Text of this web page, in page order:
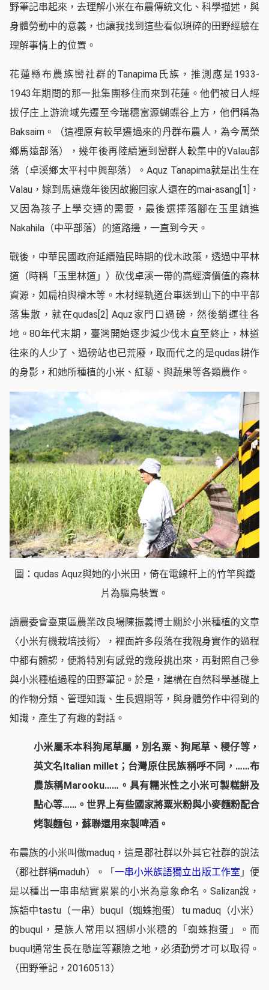
野筆記串起來，去理解小米在布農傳統文化、科學描述，與
身體勞動中的意義，也讓我找到這些看似瑣碎的田野經驗在
理解事情上的位置。
花蓮縣布農族巒社群的Tanapima氏族，推測應是1933-
1943年期間的那一批集團移住而來到花蓮。他們被日人經
拔仔庄上游流域先遷至今瑞穗富源蝴蝶谷上方，他們稱為
Baksaim。（這裡原有較早遷過來的丹群布農人，為今萬榮
鄉馬遠部落），幾年後再陸續遷到巒群人較集中的Valau部
落（卓溪鄉太平村中興部落）。Aquz Tanapima就是出生在
Valau，嫁到馬遠幾年後因故搬回家人還在的mai-asang[1] ，
又因為孩子上學交通的需要，最後選擇落腳在玉里鎮進
Nakahila（中平部落）的道路邊，一直到今天。
戰後，中華民國政府延續殖民時期的伐木政策，透過中平林
道（時稱「玉里林道」）砍伐卓溪一帶的高經濟價值的森林
資源，如扁柏與檜木等。木材經軌道台車送到山下的中平部
落集散，就在qudas[2] Aquz家門口過磅，然後銷運往各
地。80年代末期，臺灣開始逐步減少伐木直至終止，林道
往來的人少了、過磅站也已荒廢，取而代之的是qudas耕作
的身影，和她所種植的小米、紅藜、與蔬果等各類農作。
圖：qudas Aquz與她的小米田，倚在電線杆上的竹竿與鐵
片為驅鳥裝置。
讀農委會臺東區農業改良場陳振義博士關於小米種植的文章
〈小米有機栽培技術〉，裡面許多段落在我親身實作的過程
中都有體認，便將特別有感覺的幾段挑出來，再對照自己參
與小米種植過程的田野筆記。於是，建構在自然科學基礎上
的作物分類、管理知識、生長週期等，與身體勞作中得到的
知識，產生了有趣的對話。
小米屬禾本科狗尾草屬，別名粟、狗尾草、稷仔等，
英文名Italian millet；台灣原住民族稱呼不同，……布
農族稱Marooku……。具有糯米性之小米可製糕餅及
點心等…… 。世界上有些國家將粟米粉與小麥麵粉配合
烤製麵包，蘇聯還用來製啤酒。
布農族的小米叫做maduq，這是郡社群以外其它社群的說法
（郡社群稱maduh）。「 一串小米族語獨立出版工作室 」便
是以種出一串串結實累累的小米為意象命名。Salizan說，
族語中tastu（一串）buqul（蜘蛛抱蛋）tu maduq（小米）
的buqul，是族人常用以捆綁小米穗的「蜘蛛抱蛋」。而
buqul通常生長在懸崖等艱險之地，必須勤勞才可以取得。
（田野筆記，20160513）